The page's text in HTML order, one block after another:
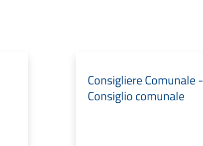
Consigliere Comunale -
Consiglio comunale